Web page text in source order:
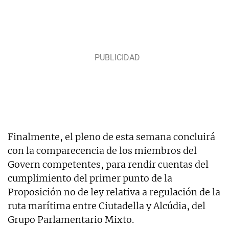
Finalmente, el pleno de esta semana concluirá
con la comparecencia de los miembros del
Govern competentes, para rendir cuentas del
cumplimiento del primer punto de la
Proposición no de ley relativa a regulación de la
ruta marítima entre Ciutadella y Alcúdia, del
Grupo Parlamentario Mixto.